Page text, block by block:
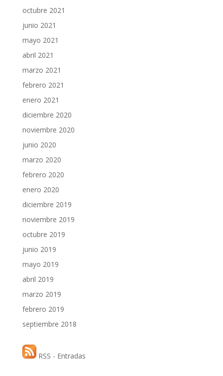
octubre 2021
junio 2021
mayo 2021
abril 2021
marzo 2021
febrero 2021
enero 2021
diciembre 2020
noviembre 2020
junio 2020
marzo 2020
febrero 2020
enero 2020
diciembre 2019
noviembre 2019
octubre 2019
junio 2019
mayo 2019
abril 2019
marzo 2019
febrero 2019
septiembre 2018
RSS - Entradas